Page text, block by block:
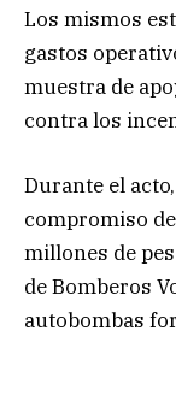
Los mismos
gastos
muestra de
contra los
Durante el
compromiso
millones de
de Bomberos
autobombas